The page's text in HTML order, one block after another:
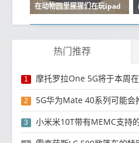
在动物园里猩猩们在玩ipad
热门推荐
1 摩托罗拉One 5G将于本周
2 5G华为Mate 40系列可能会
3 小米米10T带有MEMC支持